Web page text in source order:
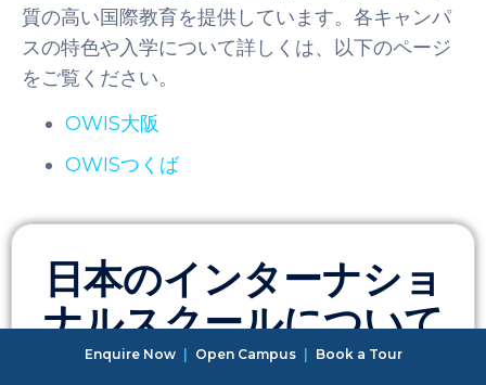
質の高い国際教育を提供しています。各キャンパ
スの特色や入学について詳しくは、以下のページ
をご覧ください。
OWIS大阪
OWISつくば
日本のインターナショ
ナルスクールについて
詳しくはこちら
Enquire Now | Open Campus | Book a Tour